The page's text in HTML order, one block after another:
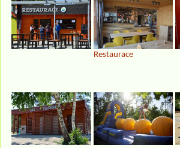
Restaurace